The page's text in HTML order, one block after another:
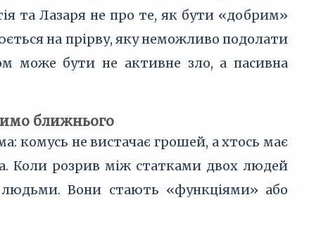
та Лазаря не про те, як бути «добрим»
на прірву, яку неможливо подолати
може бути не активне зло, а пасивна
ближнього
комусь не вистачає грошей, а хтось має
Коли розрив між статками двох людей
Вони стають «функціями» або